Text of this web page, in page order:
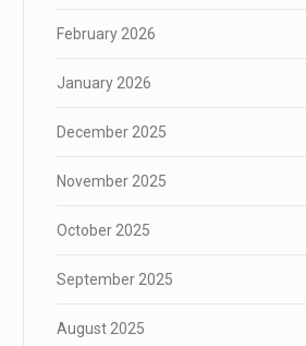
February 2026
January 2026
December 2025
November 2025
October 2025
September 2025
August 2025